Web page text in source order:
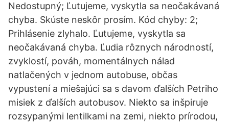
Nedostupný; Ľutujeme, vyskytla sa neočakávaná
chyba. Skúste neskôr prosím. Kód chyby: 2;
Prihlásenie zlyhalo. Ľutujeme, vyskytla sa
neočakávaná chyba. Ľudia rôznych národností,
zvyklostí, pováh, momentálnych nálad
natlačených v jednom autobuse, občas
vypustení a miešajúci sa s davom ďalších Petriho
misiek z ďalších autobusov. Niekto sa inšpiruje
rozsypanými lentilkami na zemi, niekto prírodou,